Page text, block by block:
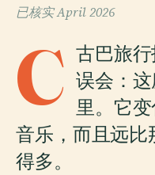
已核实April 2026
C 古巴旅
误会：
里。它
音乐，而且远
得多。